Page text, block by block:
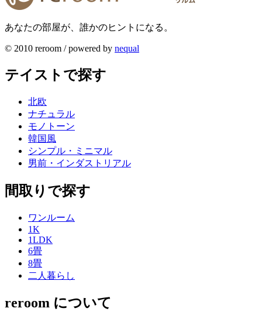
あなたの部屋が、誰かのヒントになる。
© 2010 reroom / powered by nequal
テイストで探す
北欧
ナチュラル
モノトーン
韓国風
シンプル・ミニマル
男前・インダストリアル
間取りで探す
ワンルーム
1K
1LDK
6畳
8畳
二人暮らし
reroom について